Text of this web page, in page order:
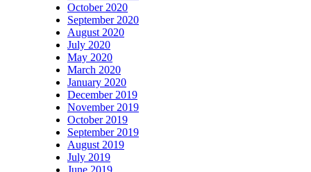
October 2020
September 2020
August 2020
July 2020
May 2020
March 2020
January 2020
December 2019
November 2019
October 2019
September 2019
August 2019
July 2019
June 2019